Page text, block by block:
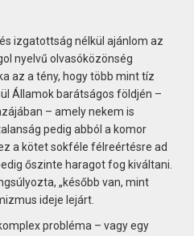
izgatottság nélkül ajánlom az
nyelvű olvasóközönség
az a tény, hogy több mint tíz
Államok barátságos földjén –
– amely nekem is
pedig abból a komor
a kötet sokféle félreértésre ad
őszinte haragot fog kiváltani.
„később van, mint
ideje lejárt.
probléma – vagy egy